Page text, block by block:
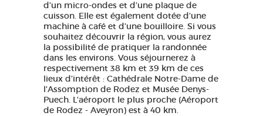
d’un micro-ondes et d’une plaque de
cuisson. Elle est également dotée d’une
machine à café et d’une bouilloire. Si vous
souhaitez découvrir la région, vous aurez
la possibilité de pratiquer la randonnée
dans les environs. Vous séjournerez à
respectivement 38 km et 39 km de ces
lieux d’intérêt : Cathédrale Notre-Dame de
l'Assomption de Rodez et Musée Denys-
Puech. L'aéroport le plus proche (Aéroport
de Rodez - Aveyron) est à 40 km.